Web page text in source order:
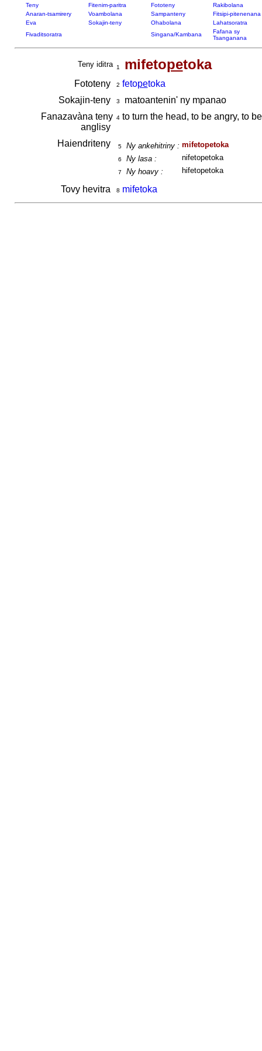
Teny Fitenim-paritra Fototeny
Rakibolana
Anaran-tsamirery
Voambolana Sampanteny
Fitsipi-pitenenana
Eva
Sokajin-teny Ohabolana
Lahatsoratra
Fivaditsoratra
Singana/Kambana
Fafana sy
Tsanganana
Teny iditra 1 mifetopetoka
Fototeny 2 fetopetoka
Sokajin-teny
3
matoantenin' ny mpanao
Fanazavàna teny
anglisy
4to turn the head, to be angry, to
Haiendriteny 5 Ny ankehitriny : mifetopetoka
6 Ny lasa : nifetopetoka
7 Ny hoavy : hifetopetoka
Tovy hevitra 8 mifetoka